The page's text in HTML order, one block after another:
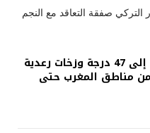
صفقة التعاقد مع النجم
موجة حر تصل إلى 47 درجة وزخات رعدية
مناطق المغرب حتى